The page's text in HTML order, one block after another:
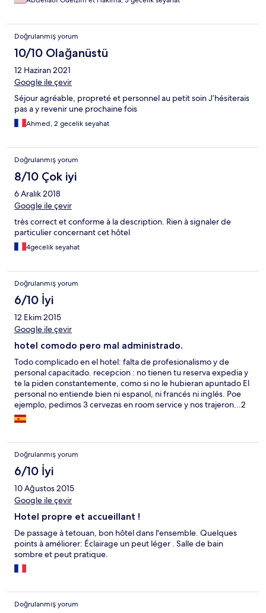
keep up the great work!
Doğrulanmış yorum
10/10 Olağanüstü
12 Haziran 2021
Google ile çevir
Séjour agréable, propreté et personnel au petit soin J’hésiterais
pas a y revenir une prochaine fois
Ahmed, 2 gecelik seyahat
Doğrulanmış yorum
8/10 Çok iyi
6 Aralık 2018
Google ile çevir
très correct et conforme à la description. Rien à signaler de
particulier concernant cet hôtel
4gecelik seyahat
Doğrulanmış yorum
6/10 İyi
12 Ekim 2015
Google ile çevir
hotel comodo pero mal administrado.
Todo complicado en el hotel: falta de profesionalismo y de
personal capacitado. recepcion : no tienen tu reserva expedia y
te la piden constantemente, como si no le hubieran apuntado El
personal no entiende bien ni espanol, ni francés ni inglés. Poe
ejemplo, pedimos 3 cervezas en room service y nos trajeron...2
toallas para el cuarto de banho. la ley seca, no es problema : lo
sabemos, forma parte de la cultura local y es normal. pero que el
capacitado, nada eficaz, lento, que no parece profesional.
Olores horrorosos a pescadoque parecen venir de una fàbrica
de conservas de sardina, o secadora de pescado, o incineraciòn
de deshechos de las mismas. Muy desagradable. Prestaciones
MUY MEDIOCRES para el precio, nada barato. No
recomendarìa ese hotel. gracias por tomar nota.
Doğrulanmış yorum
6/10 İyi
10 Ağustos 2015
Google ile çevir
Hotel propre et accueillant !
De passage à tetouan, bon hôtel dans l'ensemble. Quelques
points à améliorer: Éclairage un peut léger . Salle de bain
sombre et peut pratique.
Doğrulanmış yorum